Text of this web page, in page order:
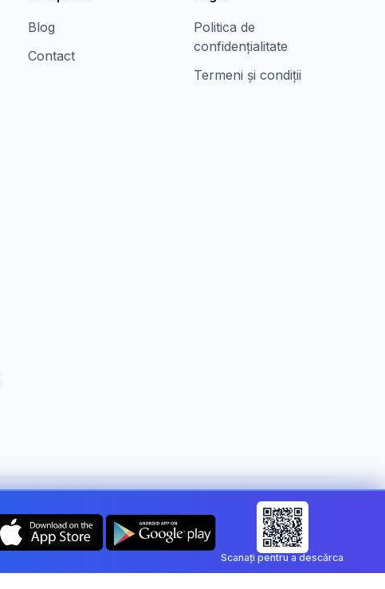
Blog
Contact
Politica de
confidențialitate
Termeni și condiții
Schimbă țara: Romania
Scanați pentru a descărca